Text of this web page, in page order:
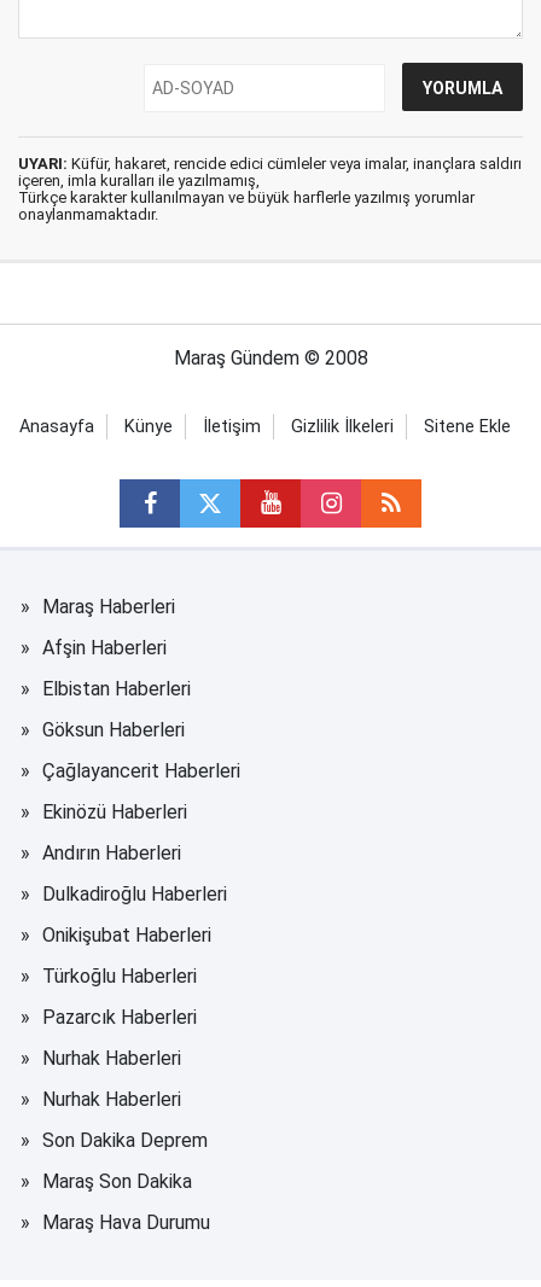
UYARI: Küfür, hakaret, rencide edici cümleler veya imalar, inançlara saldırı
içeren, imla kuralları ile yazılmamış,
Türkçe karakter kullanılmayan ve büyük harflerle yazılmış yorumlar
onaylanmamaktadır.
Maraş Gündem © 2008
Anasayfa Künye İletişim Gizlilik İlkeleri Sitene Ekle
Maraş Haberleri
Afşin Haberleri
Elbistan Haberleri
Göksun Haberleri
Çağlayancerit Haberleri
Ekinözü Haberleri
Andırın Haberleri
Dulkadiroğlu Haberleri
Onikişubat Haberleri
Türkoğlu Haberleri
Pazarcık Haberleri
Nurhak Haberleri
Nurhak Haberleri
Son Dakika Deprem
Maraş Son Dakika
Maraş Hava Durumu